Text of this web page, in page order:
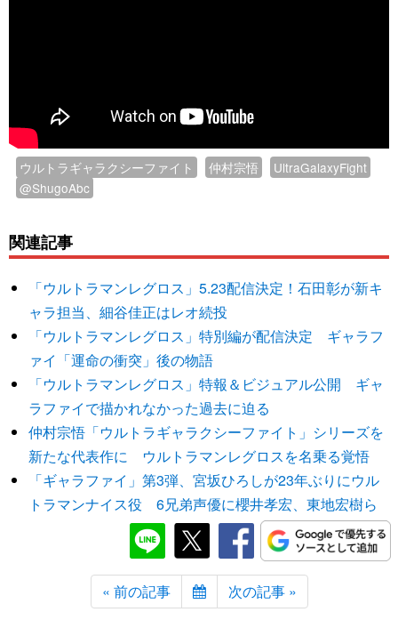
ウルトラギャラクシーファイト 仲村宗悟
UltraGalaxyFight
@ShugoAbc
関連記事
「ウルトラマンレグロス」5.23配信決定！石田彰が新キ
ャラ担当、細谷佳正はレオ続投
「ウルトラマンレグロス」特別編が配信決定 ギャラフ
ァイ「運命の衝突」後の物語
「ウルトラマンレグロス」特報＆ビジュアル公開 ギャ
ラファイで描かれなかった過去に迫る
仲村宗悟「ウルトラギャラクシーファイト」シリーズを
新たな代表作に ウルトラマンレグロスを名乗る覚悟
「ギャラファイ」第3弾、宮坂ひろしが23年ぶりにウル
トラマンナイス役 6兄弟声優に櫻井孝宏、東地宏樹ら
« 前の記事 次の記事 »